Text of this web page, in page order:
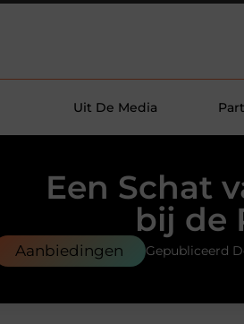
Uit De Media
Een Schat
bij de
Aanbiedingen Gepubliceerd